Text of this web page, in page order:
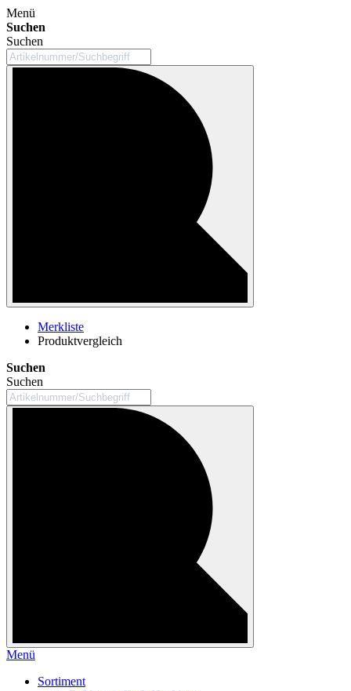
Menü
Suchen
Suchen
Merkliste
Produktvergleich
Suchen
Suchen
Menü
Sortiment